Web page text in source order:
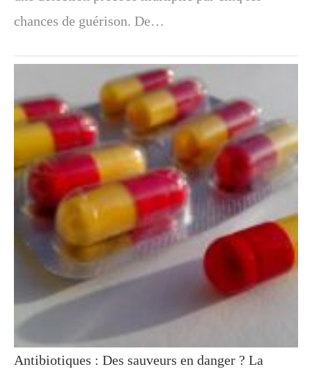
chances de guérison. De…
Antibiotiques : Des sauveurs en danger ? La